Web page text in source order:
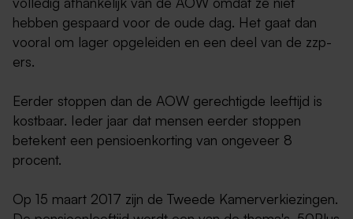
hebben gespaard voor de oude dag. Het gaat dan
vooral om lager opgeleiden en een deel van de zzp-
ers.
Eerder stoppen dan de AOW gerechtigde leeftijd is
kostbaar. Ieder jaar dat mensen eerder stoppen
betekent een pensioenkorting van ongeveer 8
procent.
Op 15 maart 2017 zijn de Tweede Kamerverkiezingen.